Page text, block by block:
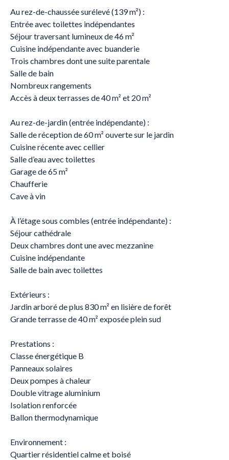
Au rez-de-chaussée surélevé (139 m²) :
Entrée avec toilettes indépendantes
Séjour traversant lumineux de 46 m²
Cuisine indépendante avec buanderie
Trois chambres dont une suite parentale
Salle de bain
Nombreux rangements
Accès à deux terrasses de 40 m² et 20 m²
Au rez-de-jardin (entrée indépendante) :
Salle de réception de 60 m² ouverte sur le jardin
Cuisine récente avec cellier
Salle d’eau avec toilettes
Garage de 65 m²
Chaufferie
Cave à vin
À l’étage sous combles (entrée indépendante) :
Séjour cathédrale
Deux chambres dont une avec mezzanine
Cuisine indépendante
Salle de bain avec toilettes
Extérieurs :
Jardin arboré de plus 830 m² en lisière de forêt
Grande terrasse de 40 m² exposée plein sud
Prestations :
Classe énergétique B
Panneaux solaires
Deux pompes à chaleur
Double vitrage aluminium
Isolation renforcée
Ballon thermodynamique
Environnement :
Quartier résidentiel calme et boisé